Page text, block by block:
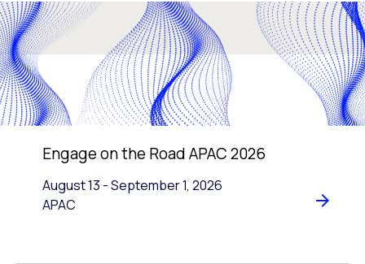
Engage on the Road APAC 2026
August 13 -to
September 1, 2026
APAC